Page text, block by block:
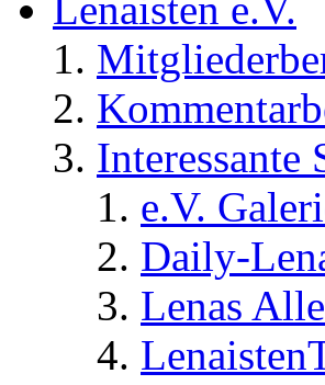
Interessante
e.V.
Daily-
Lenas